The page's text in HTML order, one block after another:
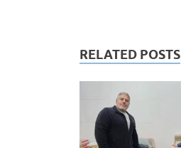
RELATED POSTS